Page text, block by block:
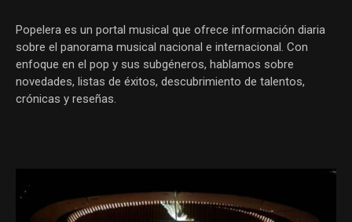
Popelera es un portal musical que ofrece información diaria
sobre el panorama musical nacional e internacional. Con
enfoque en el pop y sus subgéneros, hablamos sobre
novedades, listas de éxitos, descubrimiento de talentos,
crónicas y reseñas.